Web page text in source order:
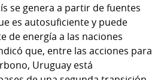
se genera a partir de fuentes
es autosuficiente y puede
de energía a las naciones
que, entre las acciones para
Uruguay está